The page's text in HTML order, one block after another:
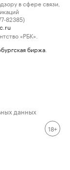
в сфере связи,
82385)
«РБК».
биржа
данных
18+